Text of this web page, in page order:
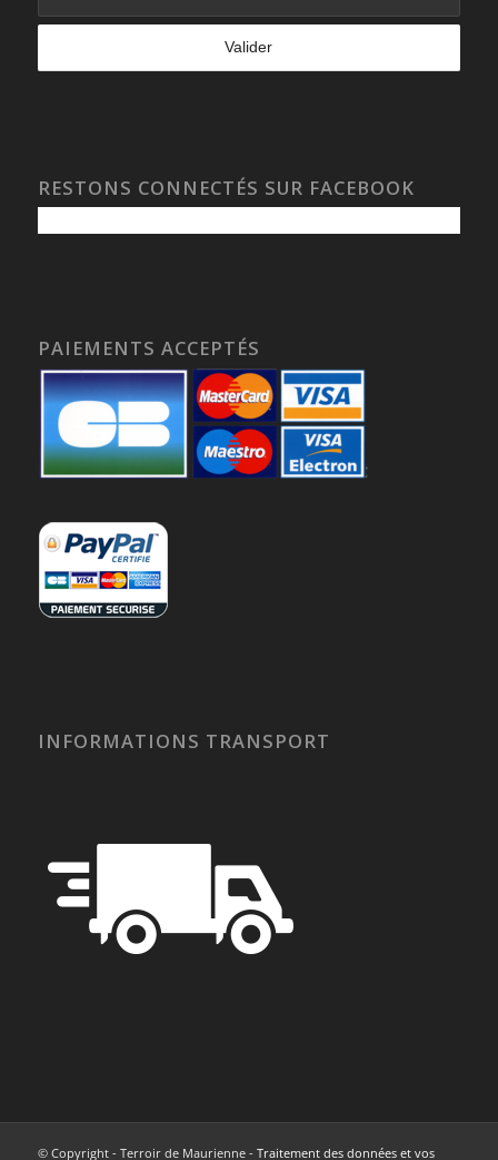
RESTONS CONNECTÉS SUR FACEBOOK
PAIEMENTS ACCEPTÉS
INFORMATIONS TRANSPORT
© Copyright - Terroir de Maurienne - Traitement des données et vos